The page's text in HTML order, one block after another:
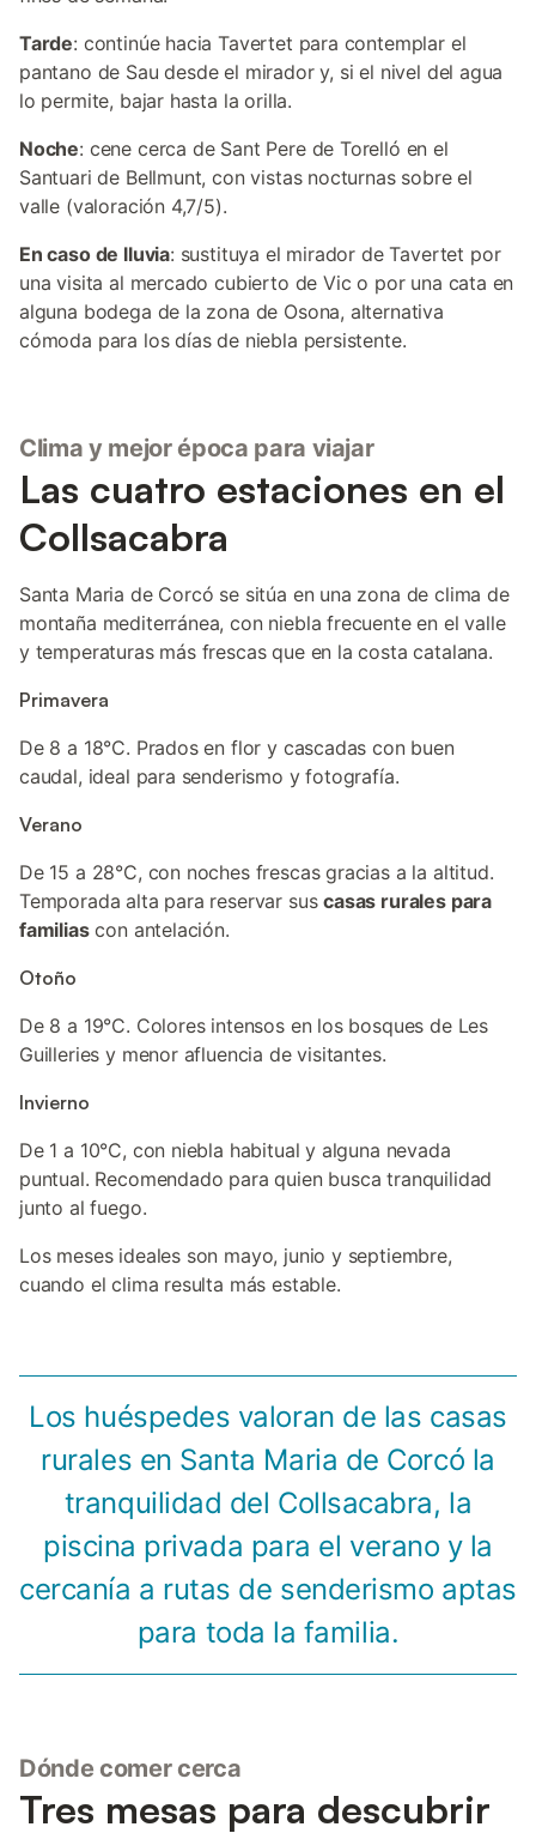
Tarde: continúe hacia Tavertet para contemplar el
pantano de Sau desde el mirador y, si el nivel del agua
lo permite, bajar hasta la orilla.
Noche: cene cerca de Sant Pere de Torelló en el
Santuari de Bellmunt, con vistas nocturnas sobre el
valle (valoración 4,7/5).
En caso de lluvia: sustituya el mirador de Tavertet por
una visita al mercado cubierto de Vic o por una cata en
alguna bodega de la zona de Osona, alternativa
cómoda para los días de niebla persistente.
Clima y mejor época para viajar
Las cuatro estaciones en el
Collsacabra
Santa Maria de Corcó se sitúa en una zona de clima de
montaña mediterránea, con niebla frecuente en el valle
y temperaturas más frescas que en la costa catalana.
Primavera
De 8 a 18°C. Prados en flor y cascadas con buen
caudal, ideal para senderismo y fotografía.
Verano
De 15 a 28°C, con noches frescas gracias a la altitud.
Temporada alta para reservar suscasas rurales para
familiascon antelación.
Otoño
De 8 a 19°C. Colores intensos en los bosques de Les
Guilleries y menor afluencia de visitantes.
Invierno
De 1 a 10°C, con niebla habitual y alguna nevada
puntual. Recomendado para quien busca tranquilidad
junto al fuego.
Los meses ideales son mayo, junio y septiembre,
cuando el clima resulta más estable.
Los huéspedes valoran de las casas
rurales en Santa Maria de Corcó la
tranquilidad del Collsacabra, la
piscina privada para el verano y la
cercanía a rutas de senderismo aptas
para toda la familia.
Dónde comer cerca
Tres mesas para descubrir